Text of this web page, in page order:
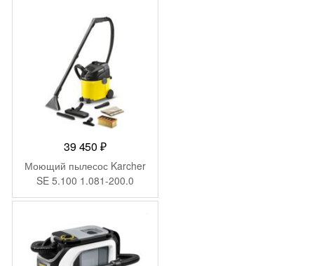
39 450₽
Моющий пылесос Karcher
SE 5.100 1.081-200.0